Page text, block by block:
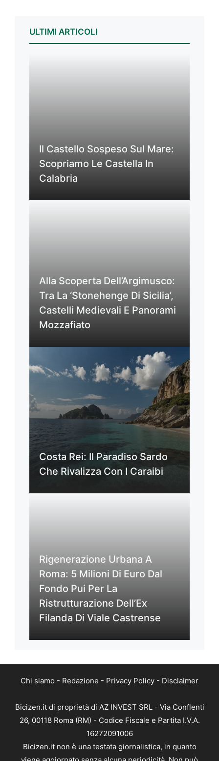
ULTIMI ARTICOLI
Il Castello Sospeso Sul Mare:
Scopriamo Le Castella In
Calabria
Alla Scoperta Dell’Argimusco:
Tra La ‘Stonehenge Di Sicilia’,
Castelli Medievali E Panorami
Mozzafiato
Costa Rei: Il Paradiso Sardo
Che Rivalizza Con I Caraibi
Rigenerazione Urbana A
Roma: 5 Milioni Di Euro Dal
Fondo Pui Per La
Ristrutturazione Dell’Ex
Filanda Di Viale Castrense
Chi siamo - Redazione - Privacy Policy - Disclaimer
Bicizen.it di proprietà di AZ INVEST SRL - Via Conflenti
26, 00118 Roma (RM) - Codice Fiscale e Partita I.V.A.
16272091006
Bicizen.it non è una testata giornalistica, in quanto